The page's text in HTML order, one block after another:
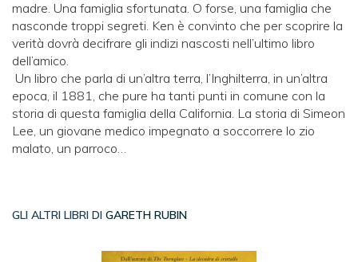
madre. Una famiglia sfortunata. O forse, una famiglia che
nasconde troppi segreti. Ken è convinto che per scoprire la
verità dovrà decifrare gli indizi nascosti nell’ultimo libro
dell’amico.
Un libro che parla di un’altra terra, l’Inghilterra, in un’altra
epoca, il 1881, che pure ha tanti punti in comune con la
storia di questa famiglia della California. La storia di Simeon
Lee, un giovane medico impegnato a soccorrere lo zio
malato, un parroco…
GLI ALTRI LIBRI DI GARETH RUBIN